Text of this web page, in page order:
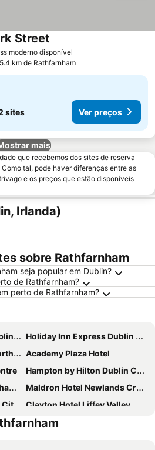
moderno disponível
Street
km de Rathfarnham
sites Ver preços
mais
que recebemos dos sites de reserva
tal, pode haver diferenças entre as
e os preços que estão disponíveis
Irlanda)
sobre Rathfarnham
seja popular em Dublin?
de Rathfarnham?
perto de Rathfarnham?
Holiday Inn Express Dublin City Centre By Ihg
Academy Plaza Hotel
Hampton by Hilton Dublin City Centre
Maldron Hotel Newlands Cross
Clayton Hotel Liffey Valley
Staycity Aparthotels, Dublin, City Quay